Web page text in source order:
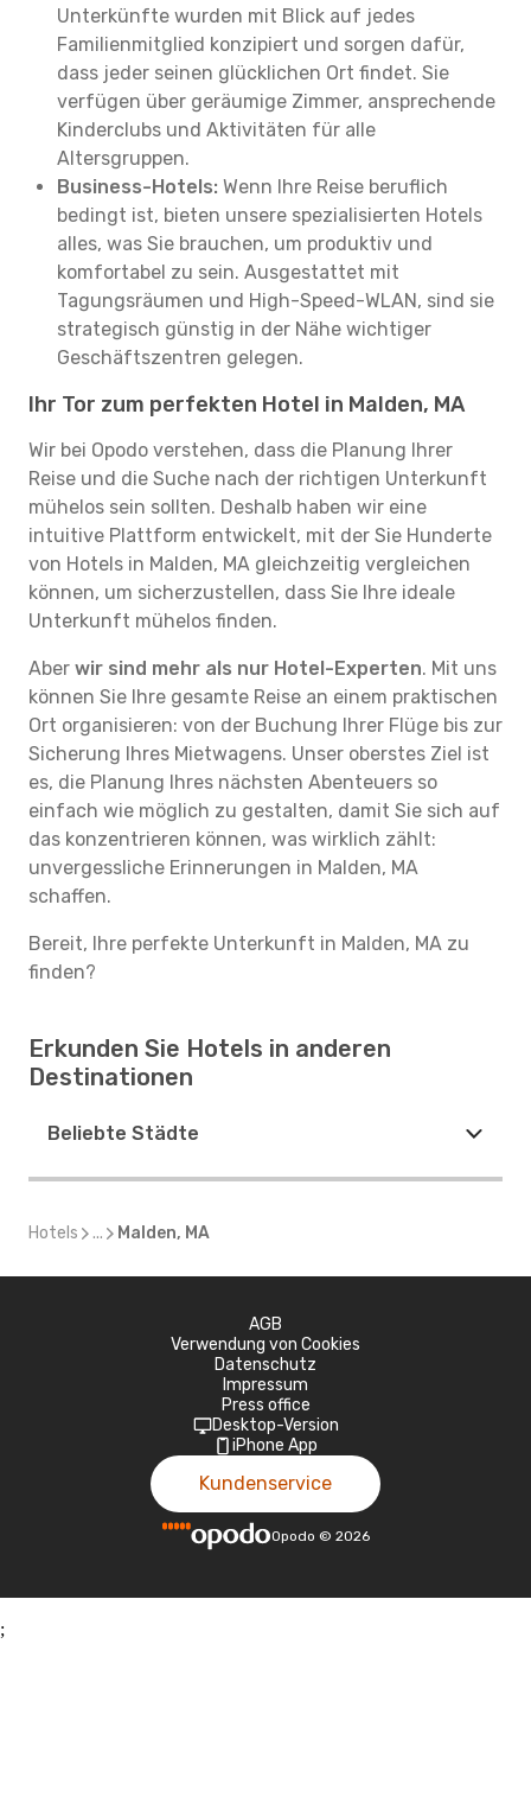
Unterkünfte wurden mit Blick auf jedes
Familienmitglied konzipiert und sorgen dafür,
dass jeder seinen glücklichen Ort findet. Sie
verfügen über geräumige Zimmer, ansprechende
Kinderclubs und Aktivitäten für alle
Altersgruppen.
Business-Hotels: Wenn Ihre Reise beruflich
bedingt ist, bieten unsere spezialisierten Hotels
alles, was Sie brauchen, um produktiv und
komfortabel zu sein. Ausgestattet mit
Tagungsräumen und High-Speed-WLAN, sind sie
strategisch günstig in der Nähe wichtiger
Geschäftszentren gelegen.
Ihr Tor zum perfekten Hotel in Malden, MA
Wir bei Opodo verstehen, dass die Planung Ihrer
Reise und die Suche nach der richtigen Unterkunft
mühelos sein sollten. Deshalb haben wir eine
intuitive Plattform entwickelt, mit der Sie Hunderte
von Hotels in Malden, MA gleichzeitig vergleichen
können, um sicherzustellen, dass Sie Ihre ideale
Unterkunft mühelos finden.
Aber wir sind mehr als nur Hotel-Experten. Mit uns
können Sie Ihre gesamte Reise an einem praktischen
Ort organisieren: von der Buchung Ihrer Flüge bis zur
Sicherung Ihres Mietwagens. Unser oberstes Ziel ist
es, die Planung Ihres nächsten Abenteuers so
einfach wie möglich zu gestalten, damit Sie sich auf
das konzentrieren können, was wirklich zählt:
unvergessliche Erinnerungen in Malden, MA
schaffen.
Bereit, Ihre perfekte Unterkunft in Malden, MA zu
finden?
Erkunden Sie Hotels in anderen
Destinationen
Beliebte Städte
Hotels ... Malden, MA
AGB
Verwendung von Cookies
Datenschutz
Impressum
Press office
Desktop-Version
iPhone App
Kundenservice
Opodo © 2026
;